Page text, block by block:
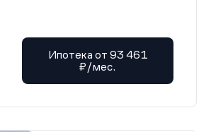
Ипотека от 93 461
₽/мес.